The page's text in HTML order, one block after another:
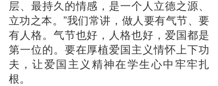
层、最持久的情感，是一个人立德之源、
立功之本。”我们常讲，做人要有气节、要
有人格。气节也好，人格也好，爱国都是
第一位的。要在厚植爱国主义情怀上下功
夫，让爱国主义精神在学生心中牢牢扎
根。